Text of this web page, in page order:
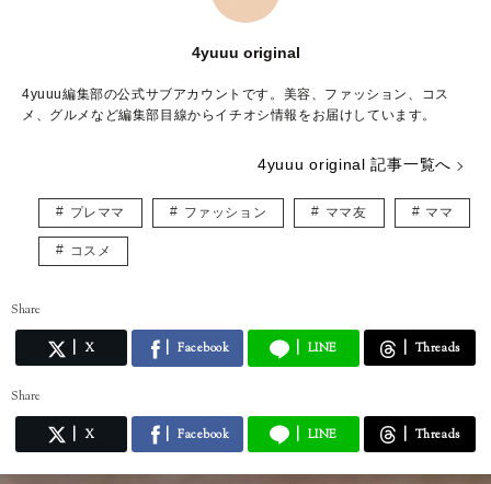
4yuuu original
4yuuu編集部の公式サブアカウントです。美容、ファッション、コス
メ、グルメなど編集部目線からイチオシ情報をお届けしています。
4yuuu original 記事一覧へ
プレママ ファッション ママ友 ママ
コスメ
Share
X Facebook LINE Threads
Share
X Facebook LINE Threads